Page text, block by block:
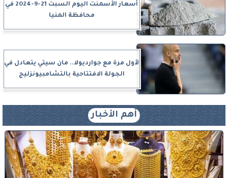
أسعار الأسمنت اليوم السبت 21-9-2024 في
محافظة المنيا
لأول مرة مع جوارديولا.. مان سيتي يتعادل في
الجولة الافتتاحية بالتشامبيونزليج
أهم الأخبار